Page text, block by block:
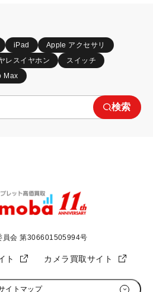
iPad
Apple アクセサリ
レスイヤホン
スイッチ
Max
検索
員会 第306601505994号
ト カメラ買取サイト
イトマップ